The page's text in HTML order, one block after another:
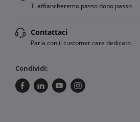
Ti affiancheremo passo dopo passo
Contattaci
Parla con il customer care dedicato
Condividi: